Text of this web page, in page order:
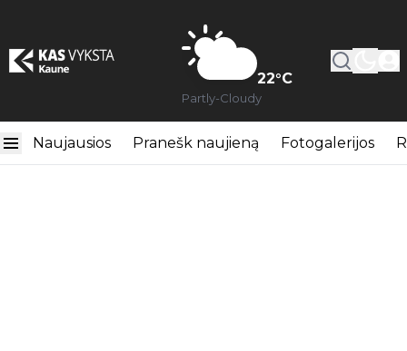
22°C
Partly-Cloudy
Naujausios Pranešk naujieną Fotogalerijos